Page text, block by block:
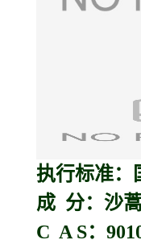
执行标准：
成 分：沙
C A S：